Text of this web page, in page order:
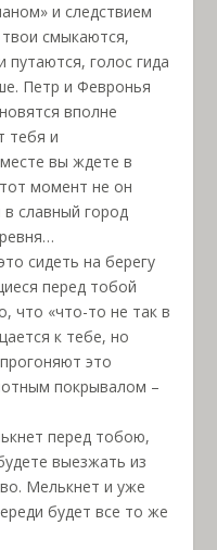
и следствием
смыкаются,
путаются, голос гида
Петр и Февронья
вполне
тебя и
вы ждете в
момент не он
славный город
сидеть на берегу
перед тобой
что «что-то не так в
к тебе, но
это
покрывалом –
перед тобою,
выезжать из
Мелькнет и уже
будет все то же